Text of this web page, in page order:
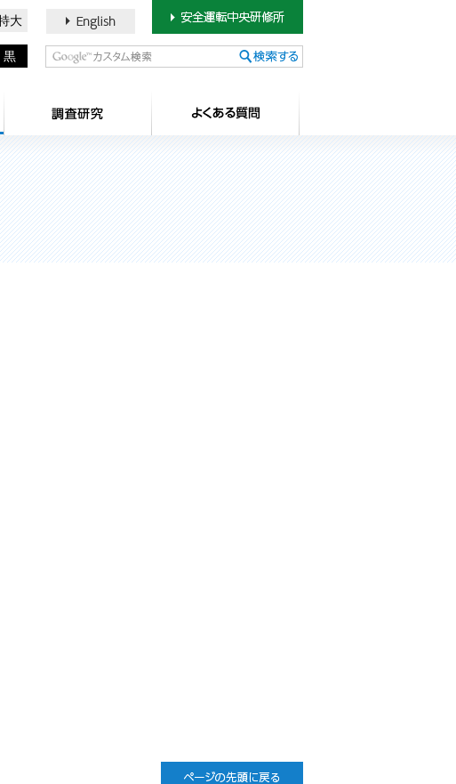
イズ
大
黒